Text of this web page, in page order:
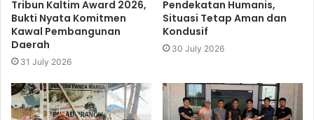
Tribun Kaltim Award 2026,
Bukti Nyata Komitmen
Kawal Pembangunan
Daerah
31 July 2026
Pendekatan Humanis,
Situasi Tetap Aman dan
Kondusif
30 July 2026